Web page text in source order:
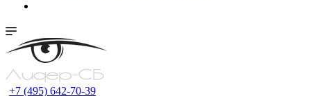
+7 (495) 642-70-39